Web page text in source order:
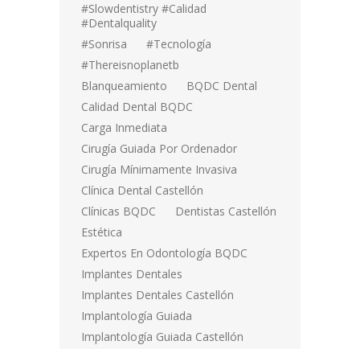
#Slowdentistry #calidad
#dentalquality
#sonrisa
#tecnología
#thereisnoplanetb
Blanqueamiento
BQDC Dental
Calidad Dental BQDC
Carga Inmediata
Cirugía Guiada Por Ordenador
Cirugía Mínimamente Invasiva
Clínica Dental Castellón
Clínicas BQDC
Dentistas Castellón
Estética
Expertos En Odontología BQDC
Implantes Dentales
Implantes Dentales Castellón
Implantología Guiada
Implantología Guiada Castellón